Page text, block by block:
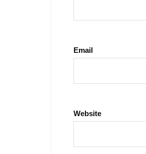
Email
Website